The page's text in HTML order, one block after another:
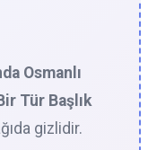
Osmanlı
Tür Başlık
gizlidir.